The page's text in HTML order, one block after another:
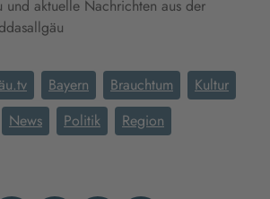
und aktuelle Nachrichten aus der
Bayern Brauchtum
Kultur
News Politik
Region